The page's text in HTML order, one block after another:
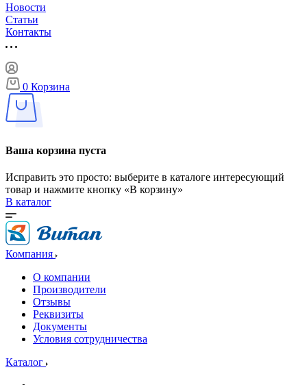
Новости
Статьи
Контакты
0 Корзина
Ваша корзина пуста
Исправить это просто: выберите в каталоге интересующий
товар и нажмите кнопку «В корзину»
В каталог
Компания
О компании
Производители
Отзывы
Реквизиты
Документы
Условия сотрудничества
Каталог